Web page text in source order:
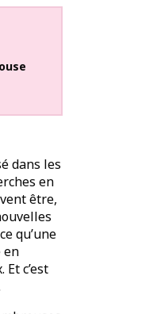
dans les
en
être,
qu’une
en
c’est